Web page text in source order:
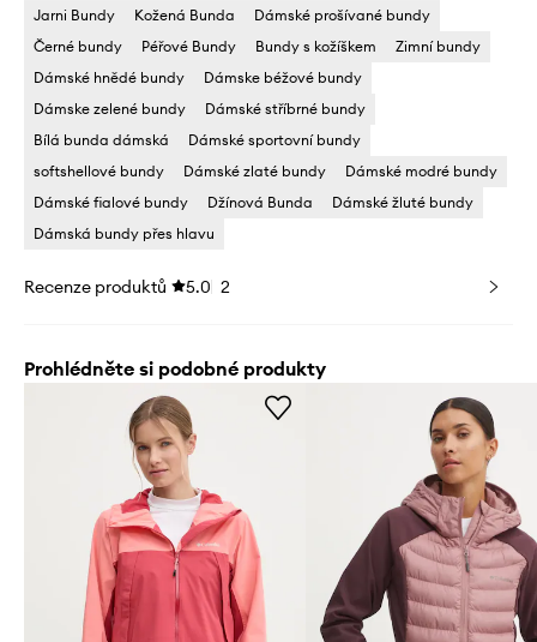
Jarni Bundy Kožená Bunda
Dámské prošívané bundy
Černé bundy
Péřové Bundy Bundy s kožíškem
Zimní bundy
Dámské hnědé bundy
Dámske béžové bundy
Dámske zelené bundy
Dámské stříbrné bundy
Bílá bunda dámská
Dámské sportovní bundy
softshellové bundy
Dámské zlaté bundy
Dámské modré bundy
Dámské fialové bundy
Džínová Bunda
Dámské žluté bundy
Dámská bundy přes hlavu
Recenze produktů 5.0 2
Prohlédněte si podobné produkty